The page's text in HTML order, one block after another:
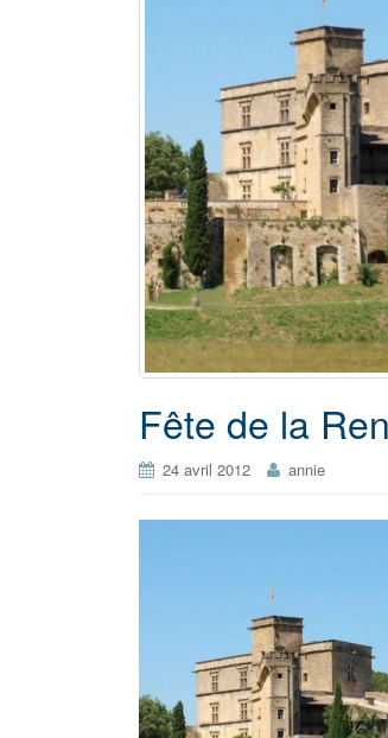
Fête de la
24 avril 2012 annie